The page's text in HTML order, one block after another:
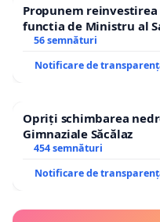
Propunem
functia de Ministru al
56 semnături
Notificare de
Opriți schimbarea
Gimnaziale Săcălaz
454 semnături
Notificare de